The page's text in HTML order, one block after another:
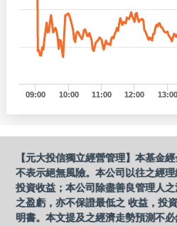
09:00 10:00 11:00 12:00 13:00
【元大投信獨立經營管理】本基金
不表示絕無風險。本公司以往之經
投資收益；本公司除盡善良管理人
之盈虧，亦不保證最低之 收益，投
明書。本文提及之經濟走勢預測不